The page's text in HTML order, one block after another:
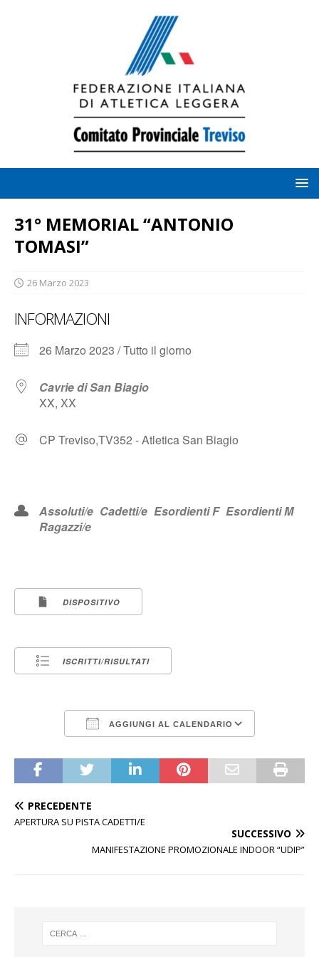
31° MEMORIAL “ANTONIO
TOMASI”
26 Marzo 2023
INFORMAZIONI
26 Marzo 2023 / Tutto il giorno
Cavrie di San Biagio
XX, XX
CP Treviso,TV352 - Atletica San Biagio
Assoluti/e Cadetti/e Esordienti F Esordienti M
Ragazzi/e
DISPOSITIVO
ISCRITTI/RISULTATI
AGGIUNGI AL CALENDARIO
Download ICS Google
PRECEDENTE
APERTURA SU PISTA CADETTI/E
SUCCESSIVO
MANIFESTAZIONE PROMOZIONALE INDOOR “UDIP”